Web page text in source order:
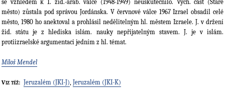
se vzhledem k 1. žid.-arab. válce (1948-1949) neuskutečnilo. Vých. část (Staré
město) zůstala pod správou Jordánska. V červnové válce 1967 Izrael obsadil celé
město, 1980 ho anektoval a prohlásil nedělitelným hl. městem Izraele. J. v držení
žid. státu je z hlediska islám. nauky nepřijatelným stavem. J. je v islám.
protiizraelské argumentaci jedním z hl. témat.
Miloš Mendel
Viz též: Jeruzalém (JKI-J), Jeruzalém (JKI-K)